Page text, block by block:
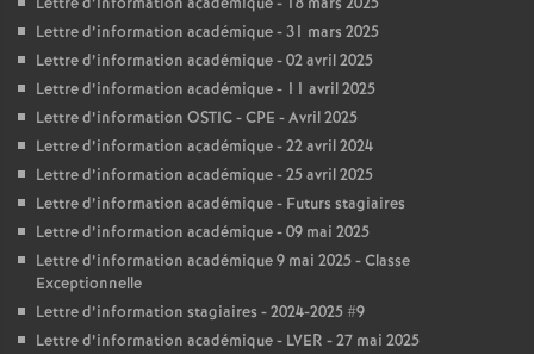
Lettre d’information académique - 31 mars 2025
Lettre d’information académique - 02 avril 2025
Lettre d’information académique - 11 avril 2025
Lettre d’information OSTIC - CPE - Avril 2025
Lettre d’information académique - 22 avril 2024
Lettre d’information académique - 25 avril 2025
Lettre d’information académique - Futurs stagiaires
Lettre d’information académique - 09 mai 2025
Lettre d’information académique 9 mai 2025 - Classe
Exceptionnelle
Lettre d’information stagiaires - 2024-2025 #9
Lettre d’information académique - LVER - 27 mai 2025